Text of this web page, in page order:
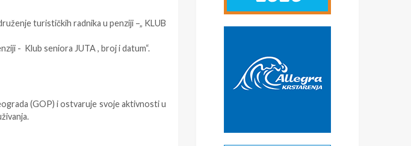
turističkih radnika u penziji –„ KLUB
- Klub seniora JUTA , broj i datum“.
(GOP) i ostvaruje svoje aktivnosti u